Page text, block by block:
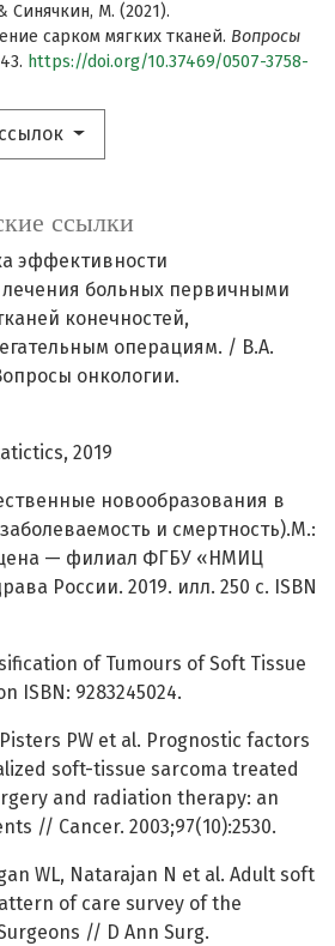
Синячкин, М. (2021).
сарком мягких тканей. Вопросы
https://doi.org/10.37469/0507-3758-
ссылки
эффективности
больных первичными
конечностей,
операциям. / В.А.
онкологии.
2019
новообразования в
и смертность).М.:
— филиал ФГБУ «НМИЦ
России. 2019. илл. 250 с. ISBN
of Tumours of Soft Tissue
ISBN: 9283245024.
PW et al. Prognostic factors
soft-tissue sarcoma treated
and radiation therapy: an
// Cancer. 2003;97(10):2530.
WL, Natarajan N et al. Adult soft
of care survey of the
// D Ann Surg.